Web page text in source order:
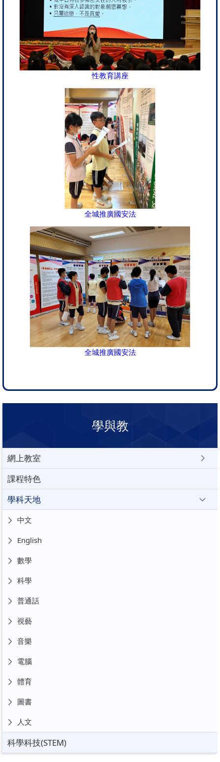
性教育講座
全城推廣國安法
全城推廣國安法
學與教
網上教室
課程特色
學科天地
中文
English
數學
科學
普通話
視藝
音樂
電腦
體育
圖書
人文
科學科技(STEM)